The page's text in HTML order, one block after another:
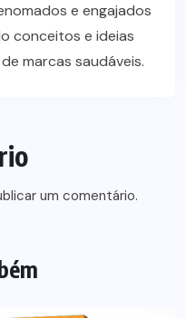
e engajados
conceitos e ideias
marcas saudáveis.
um comentário.